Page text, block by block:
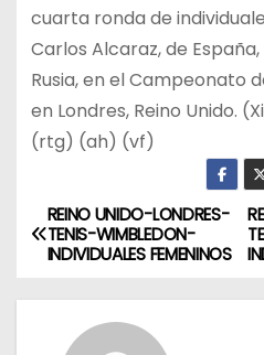
cuarta ronda de
Carlos Alcaraz, de
Rusia, en el Campeonato
en Londres, Reino Unido.
(rtg) (ah) (vf)
N
a
REINO UNIDO-LONDRES-
TENIS-WIMBLEDON-
INDIVIDUALES FEMENINOS